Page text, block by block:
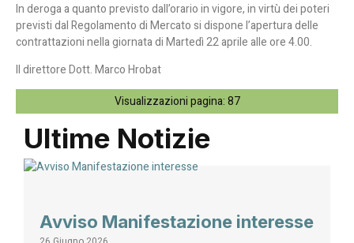
In deroga a quanto previsto dall’orario in vigore, in virtù dei poteri
previsti dal Regolamento di Mercato si dispone l’apertura delle
contrattazioni nella giornata di Martedì 22 aprile alle ore 4.00.
Il direttore Dott. Marco Hrobat
Visualizzazioni pagina:87
Ultime Notizie
Avviso Manifestazione interesse